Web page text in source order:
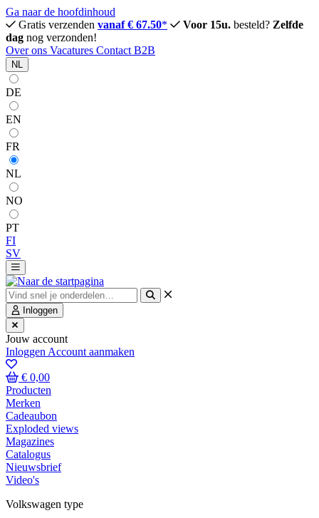
Ga naar de hoofdinhoud
Gratis verzenden vanaf € 67.50* Voor 15u. besteld? Zelfde
dag nog verzonden!
Over ons Vacatures Contact B2B
NL
DE
EN
FR
NL
NO
PT
FI
SV
Inloggen
Jouw account
Inloggen Account aanmaken
€ 0,00
Producten
Merken
Cadeaubon
Exploded views
Magazines
Catalogus
Nieuwsbrief
Video's
Volkswagen type